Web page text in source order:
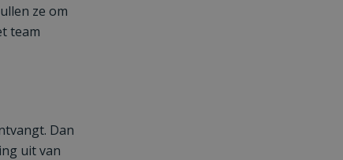
ze om
team
Dan
uit van